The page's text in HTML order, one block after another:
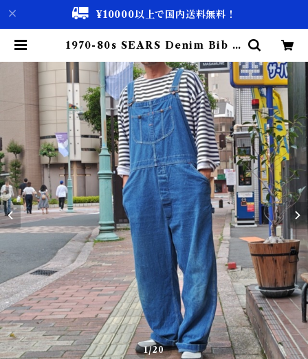
¥10000以上で国内送料無料！
1970-80s SEARS Denim Bib O
ニム オーバーオール USA 大きめ
古着 | 古着屋 仙台 biscco【古着
& Vintage 通販】
1/20